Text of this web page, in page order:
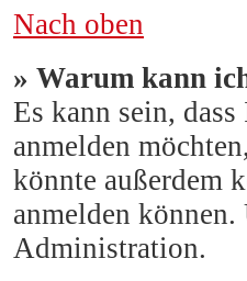
Nach oben
» Warum kann
Es kann sein,
anmelden
könnte außerdem
anmelden
Administration.